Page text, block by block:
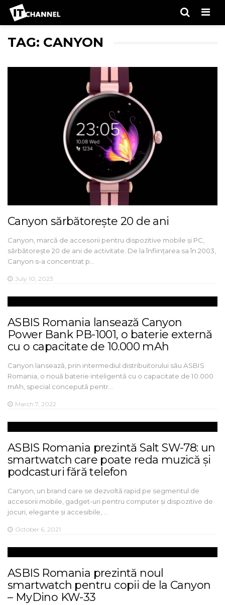
TAG: CANYON
Canyon sărbătorește 20 de ani
Canyon, marcă de accesorii pentru dispozitive mobile și PC,
sărbătorește 20 de ani de activitate. De la înființarea sa în 2003,
Canyon s-a concentrat p…
July 10, 2023
ASBIS Romania lansează Canyon
Power Bank PB-1001, o baterie externă
cu o capacitate de 10.000 mAh
Canyon lansează, prin intermediul distribuitorului său ASBIS
Romania, o nouă baterie inteligentă cu o capacitate de 10.000
mAh, special concepută pentr…
March 7, 2022
ASBIS Romania prezintă Salt SW-78: un
smartwatch care poate reda muzică și
podcasturi fără telefon
Canyon, un brand care se dezvoltă rapid pe segmentul de
accesorii mobile, gadget-uri pentru computer și dispozitive de
jocuri, elegante și accesibile, …
October 6, 2021
ASBIS Romania prezintă noul
smartwatch pentru copii de la Canyon
– MyDino KW-33